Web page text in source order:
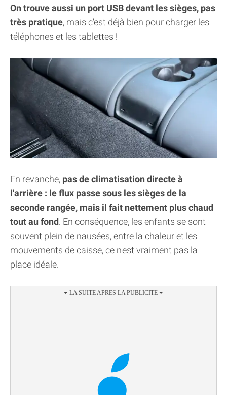
On trouve aussi un port USB devant les sièges, pas
très pratique, mais c'est déjà bien pour charger les
téléphones et les tablettes !
En revanche, pas de climatisation directe à
l'arrière : le flux passe sous les sièges de la
seconde rangée, mais il fait nettement plus chaud
tout au fond. En conséquence, les enfants se sont
souvent plein de nausées, entre la chaleur et les
mouvements de caisse, ce n'est vraiment pas la
place idéale.